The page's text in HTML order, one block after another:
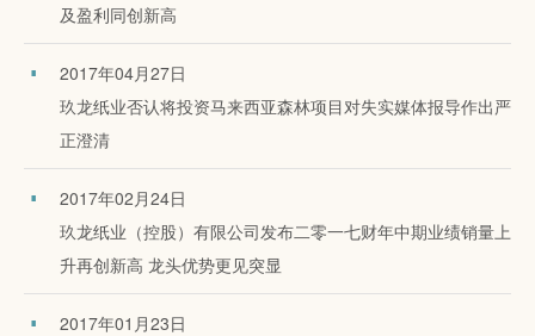
及盈利同创新高
2017年04月27日
玖龙纸业否认将投资马来西亚森林项目对失实媒体报导作出严
正澄清
2017年02月24日
玖龙纸业（控股）有限公司发布二零一七财年中期业绩销量上
升再创新高 龙头优势更见突显
2017年01月23日